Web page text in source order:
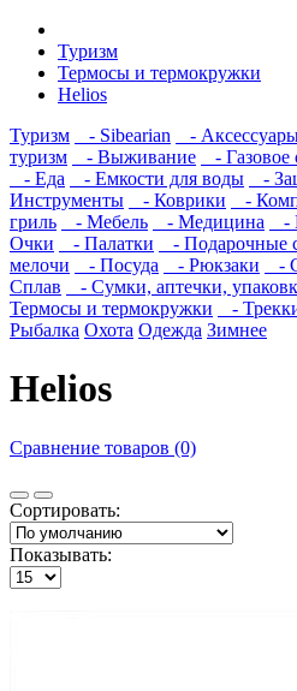
Туризм
Термосы и термокружки
Helios
Туризм
- Sibearian -
туризм
- Выживание - Газовое
- Еда
- Емкости для воды -
Инструменты
- Коврики -
гриль
- Мебель - Медицина -
Очки
- Палатки - Подарочные
мелочи
- Посуда - Рюкзаки -
Сплав
- Сумки, аптечки,
Термосы и термокружки
-
Рыбалка Охота Одежда Зимнее
Helios
Сравнение товаров (0)
Сортировать:
Показывать: